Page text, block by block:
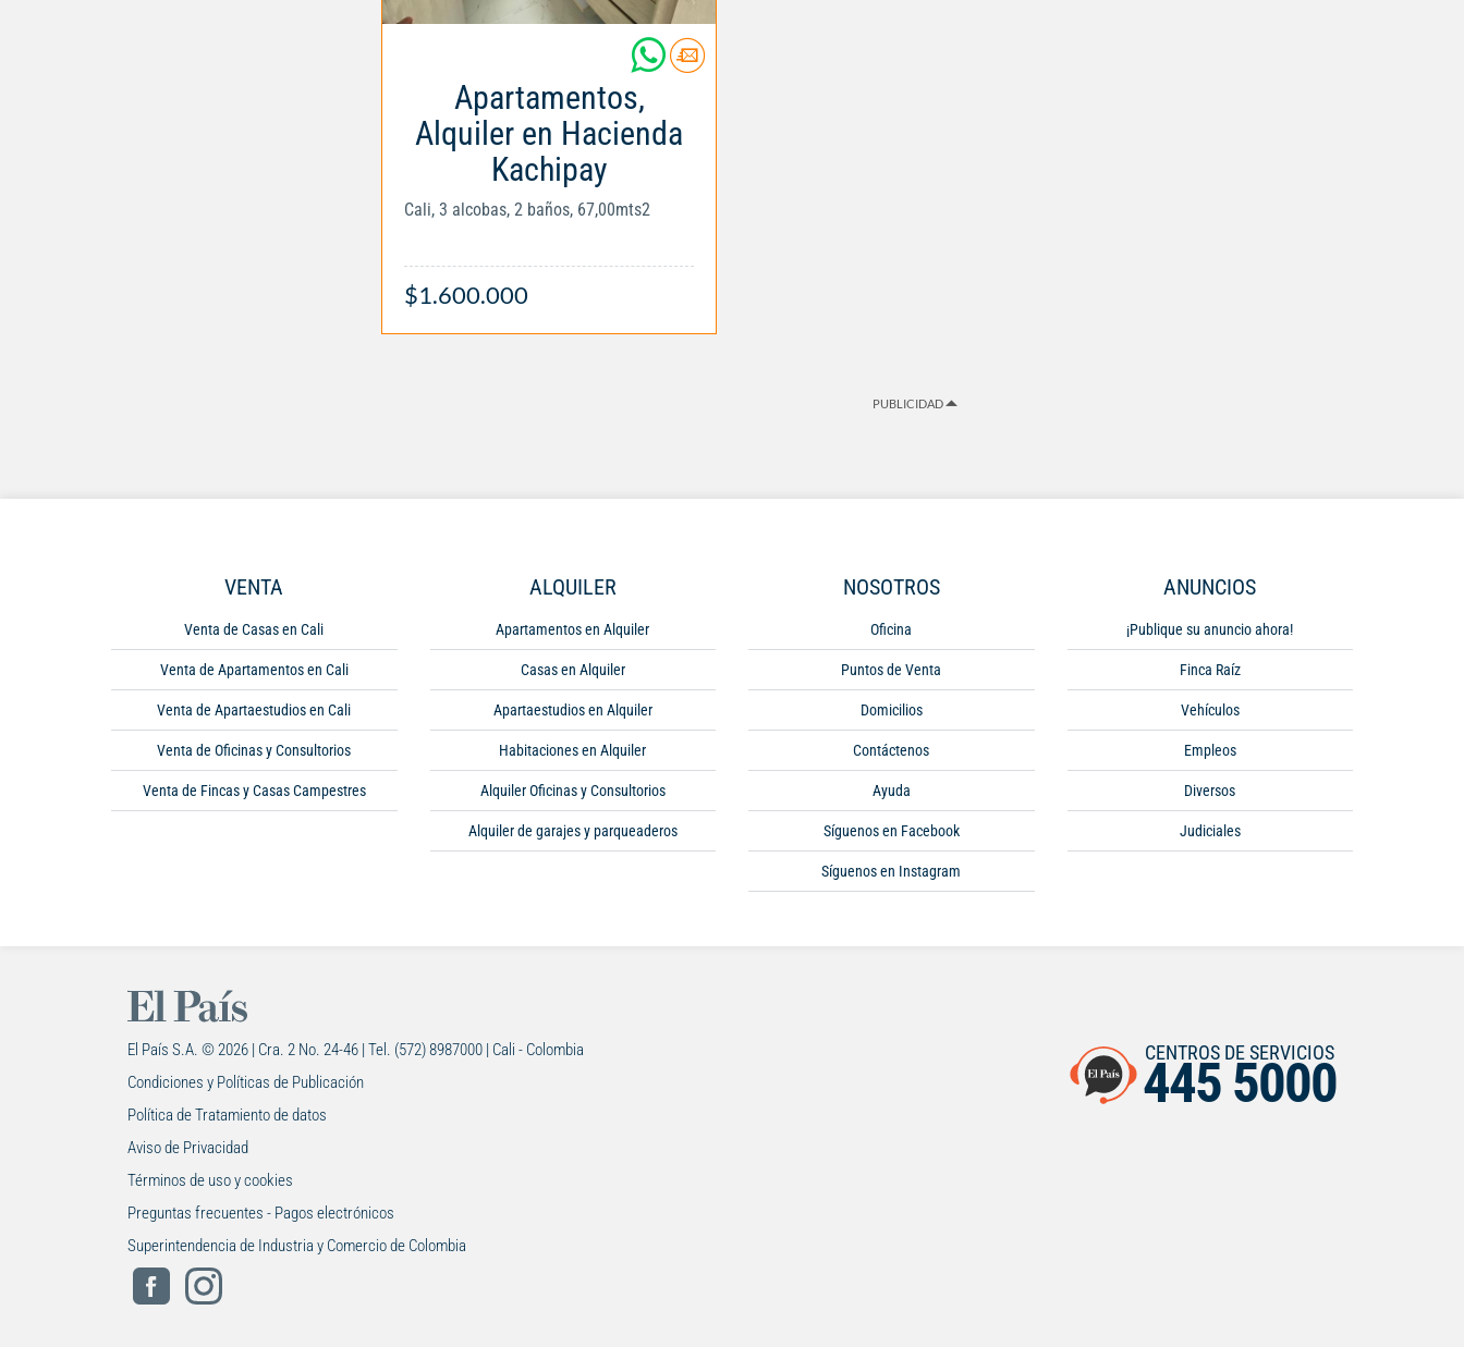
Apartamentos,
Alquiler en Hacienda
Kachipay
Cali, 3 alcobas, 2 baños, 67,00mts2
$1.600.000
PUBLICIDAD
VENTA
Venta de Casas en Cali
Venta de Apartamentos en Cali
Venta de Apartaestudios en Cali
Venta de Oficinas y Consultorios
Venta de Fincas y Casas Campestres
ALQUILER
Apartamentos en Alquiler
Casas en Alquiler
Apartaestudios en Alquiler
Habitaciones en Alquiler
Alquiler Oficinas y Consultorios
Alquiler de garajes y parqueaderos
NOSOTROS
Oficina
Puntos de Venta
Domicilios
Contáctenos
Ayuda
Síguenos en Facebook
Síguenos en Instagram
ANUNCIOS
¡Publique su anuncio ahora!
Finca Raíz
Vehículos
Empleos
Diversos
Judiciales
El País S.A. © 2026 | Cra. 2 No. 24-46 | Tel. (572) 8987000 | Cali - Colombia
Condiciones y Políticas de Publicación
Política de Tratamiento de datos
Aviso de Privacidad
Términos de uso y cookies
Preguntas frecuentes - Pagos electrónicos
Superintendencia de Industria y Comercio de Colombia
CENTROS DE SERVICIOS
445 5000